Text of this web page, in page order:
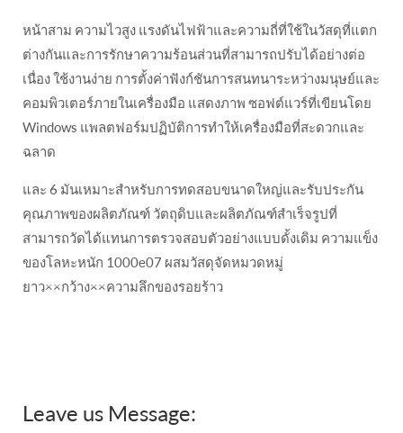
หน้าสาม ความไวสูง แรงดันไฟฟ้าและความถี่ที่ใช้ในวัสดุที่แตก
ต่างกันและการรักษาความร้อนส่วนที่สามารถปรับได้อย่างต่อ
เนื่อง ใช้งานง่าย การตั้งค่าฟังก์ชันการสนทนาระหว่างมนุษย์และ
คอมพิวเตอร์ภายในเครื่องมือ แสดงภาพ ซอฟต์แวร์ที่เขียนโดย
Windows แพลตฟอร์มปฏิบัติการทำให้เครื่องมือที่สะดวกและ
ฉลาด
และ 6 มันเหมาะสำหรับการทดสอบขนาดใหญ่และรับประกัน
คุณภาพของผลิตภัณฑ์ วัตถุดิบและผลิตภัณฑ์สําเร็จรูปที่
สามารถวัดได้แทนการตรวจสอบตัวอย่างแบบดั้งเดิม ความแข็ง
ของโลหะหนัก 1000e07 ผสมวัสดุจัดหมวดหมู่
ยาว××กว้าง××ความลึกของรอยร้าว
Leave us Message: